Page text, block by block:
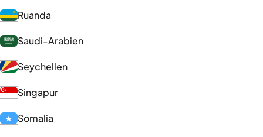
Ruanda
Saudi-Arabien
Seychellen
Singapur
Somalia